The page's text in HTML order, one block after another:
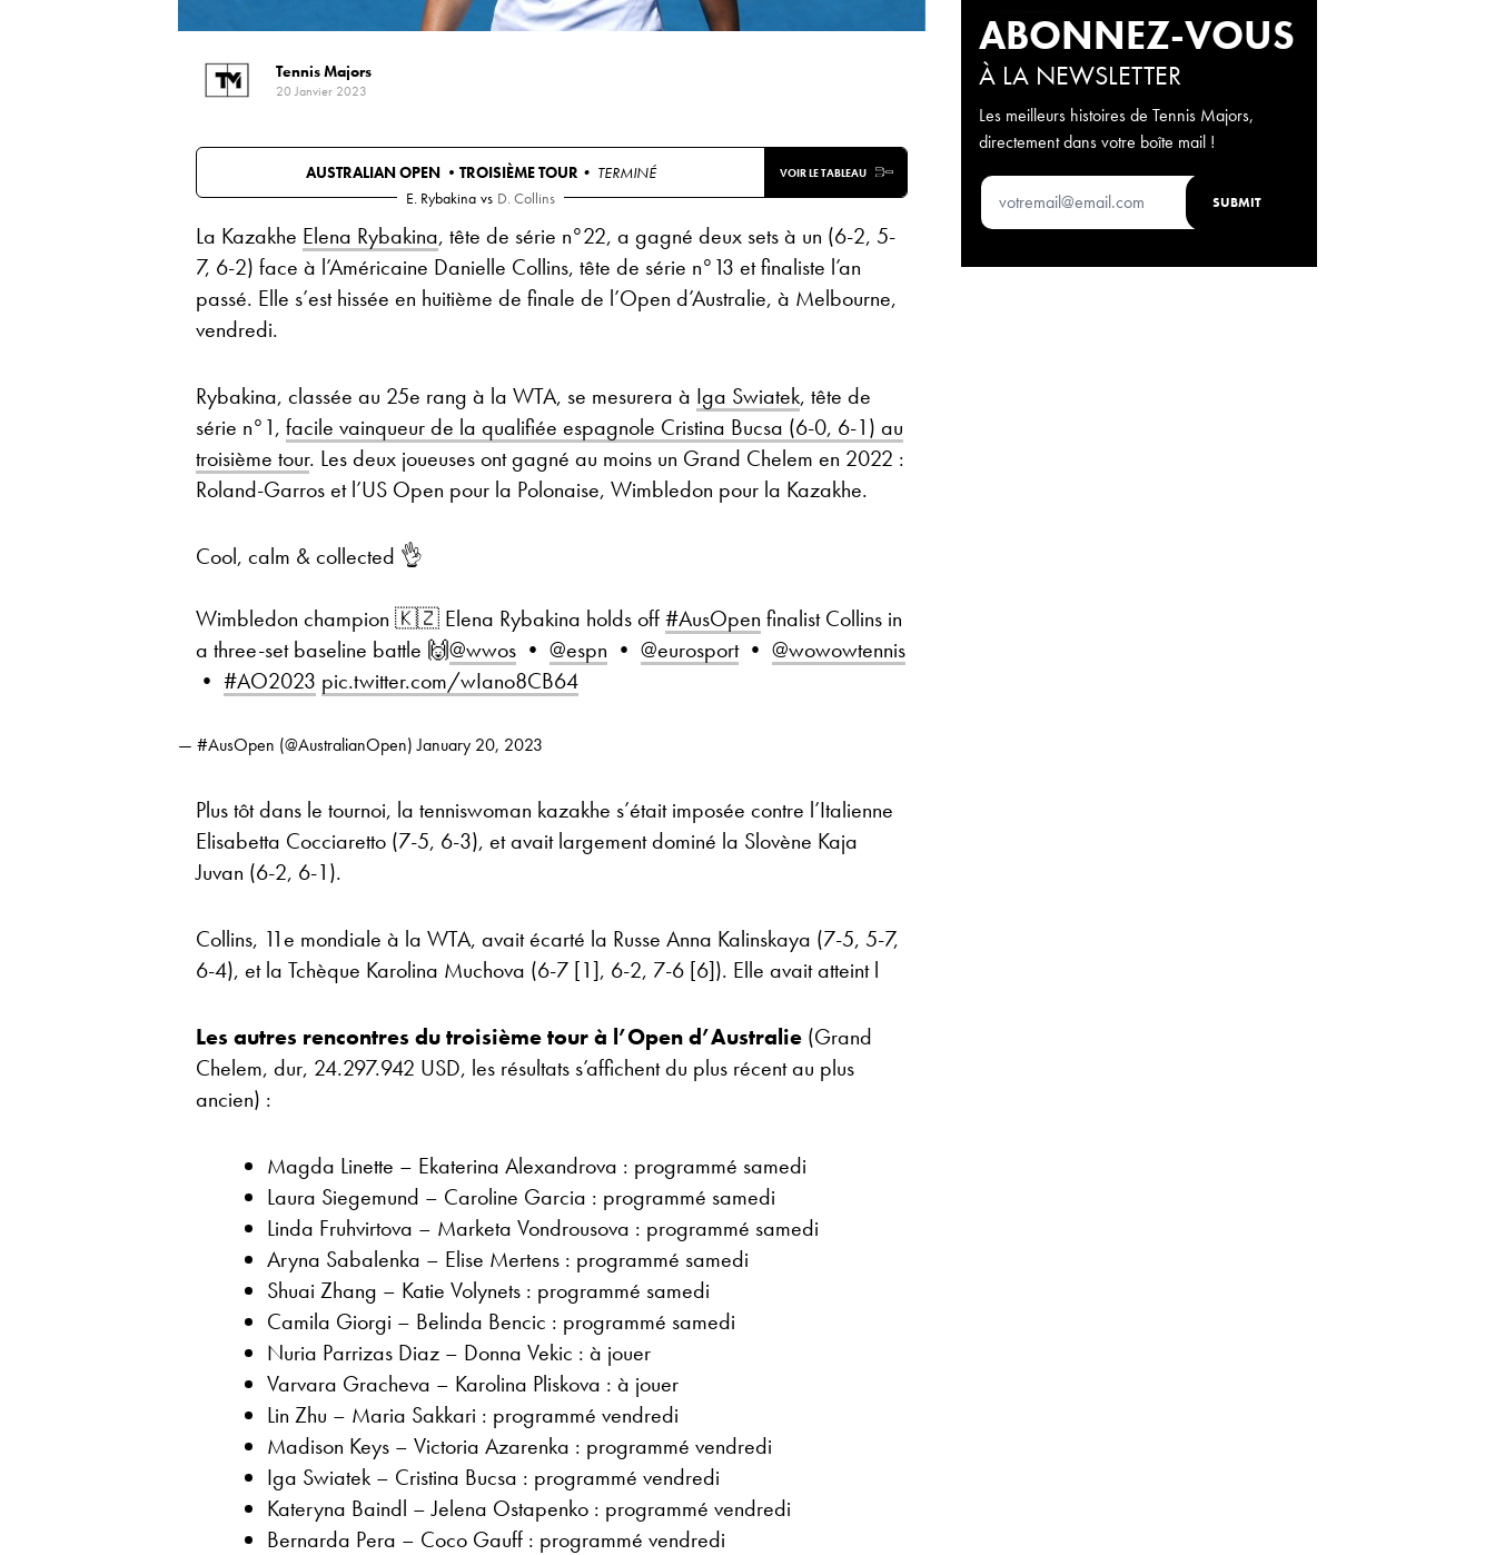
Tennis Majors
20 Janvier 2023
AUSTRALIAN OPEN • TROISIÈME TOUR • TERMINÉ VOIR LE TABLEAU
E. Rybakina vs D. Collins
La Kazakhe Elena Rybakina, tête de série n°22, a gagné deux sets à un (6-2, 5-
7, 6-2) face à l’Américaine Danielle Collins, tête de série n°13 et finaliste l’an
passé. Elle s’est hissée en huitième de finale de l’Open d’Australie, à Melbourne,
vendredi.
Rybakina, classée au 25e rang à la WTA, se mesurera à Iga Swiatek, tête de
série n°1, facile vainqueur de la qualifiée espagnole Cristina Bucsa (6-0, 6-1) au
troisième tour. Les deux joueuses ont gagné au moins un Grand Chelem en 2022 :
Roland-Garros et l’US Open pour la Polonaise, Wimbledon pour la Kazakhe.
Cool, calm & collected 👌
Wimbledon champion 🇰🇿 Elena Rybakina holds off#AusOpen finalist Collins in
a three-set baseline battle 🙌@wwos • @espn • @eurosport• @wowowtennis
• #AO2023 pic.twitter.com/wIano8CB64
— #AusOpen (@AustralianOpen)January 20, 2023
Plus tôt dans le tournoi, la tenniswoman kazakhe s’était imposée contre l’Italienne
Elisabetta Cocciaretto (7-5, 6-3), et avait largement dominé la Slovène Kaja
Juvan (6-2, 6-1).
Collins, 11e mondiale à la WTA, avait écarté la Russe Anna Kalinskaya (7-5, 5-7,
6-4), et la Tchèque Karolina Muchova (6-7 [1], 6-2, 7-6 [6]). Elle avait atteint l
Les autres rencontres du troisième tour à l’Open d’Australie (Grand
Chelem, dur, 24.297.942 USD, les résultats s’affichent du plus récent au plus
ancien) :
Magda Linette – Ekaterina Alexandrova : programmé samedi
Laura Siegemund – Caroline Garcia : programmé samedi
Linda Fruhvirtova – Marketa Vondrousova : programmé samedi
Aryna Sabalenka – Elise Mertens : programmé samedi
Shuai Zhang – Katie Volynets : programmé samedi
Camila Giorgi – Belinda Bencic : programmé samedi
Nuria Parrizas Diaz – Donna Vekic : à jouer
Varvara Gracheva – Karolina Pliskova : à jouer
Lin Zhu – Maria Sakkari : programmé vendredi
Madison Keys – Victoria Azarenka : programmé vendredi
Iga Swiatek – Cristina Bucsa : programmé vendredi
Kateryna Baindl – Jelena Ostapenko : programmé vendredi
Bernarda Pera – Coco Gauff : programmé vendredi
ABONNEZ-VOUS
À LA NEWSLETTER
Les meilleurs histoires de Tennis Majors,
directement dans votre boîte mail !